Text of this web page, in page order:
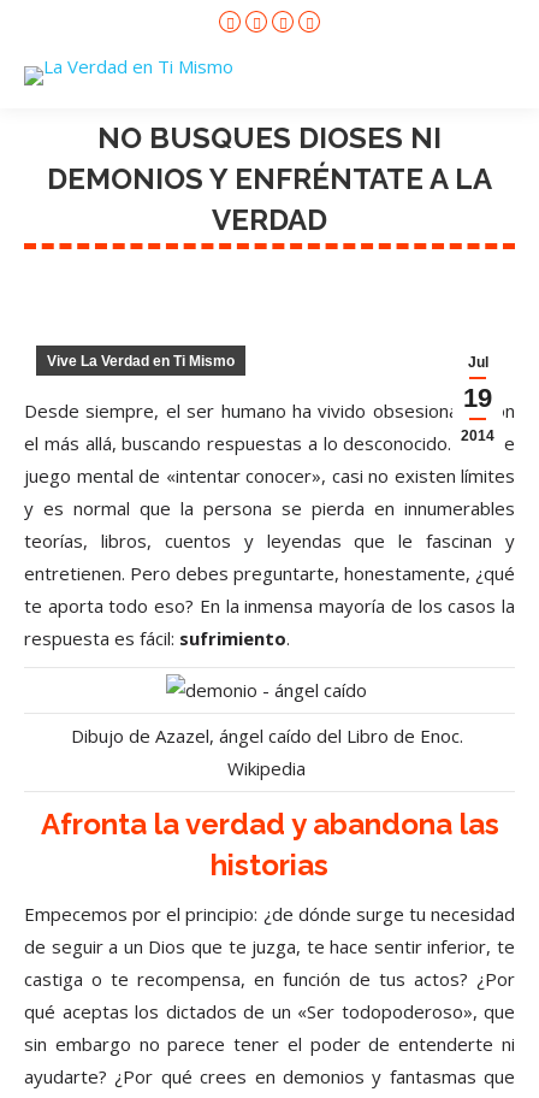
Facebook
window
X
window
Instagram
window
YouTube
window
NO BUSQUES DIOSES NI
DEMONIOS Y ENFRÉNTATE A LA
VERDAD
Jul
19
2014
Vive La Verdad en Ti Mismo
Desde siempre, el ser humano ha vivido obsesionado con
el más allá, buscando respuestas a lo desconocido. En ese
juego mental de «intentar conocer», casi no existen límites
y es normal que la persona se pierda en innumerables
teorías, libros, cuentos y leyendas que le fascinan y
entretienen. Pero debes preguntarte, honestamente, ¿qué
te aporta todo eso? En la inmensa mayoría de los casos la
respuesta es fácil: sufrimiento.
Dibujo de Azazel, ángel caído del Libro de Enoc.
Wikipedia
Afronta la verdad y abandona las
historias
Empecemos por el principio: ¿de dónde surge tu necesidad
de seguir a un Dios que te juzga, te hace sentir inferior, te
castiga o te recompensa, en función de tus actos? ¿Por
qué aceptas los dictados de un «Ser todopoderoso», que
sin embargo no parece tener el poder de entenderte ni
ayudarte? ¿Por qué crees en demonios y fantasmas que